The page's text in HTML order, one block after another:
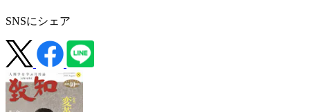
SNSにシェア